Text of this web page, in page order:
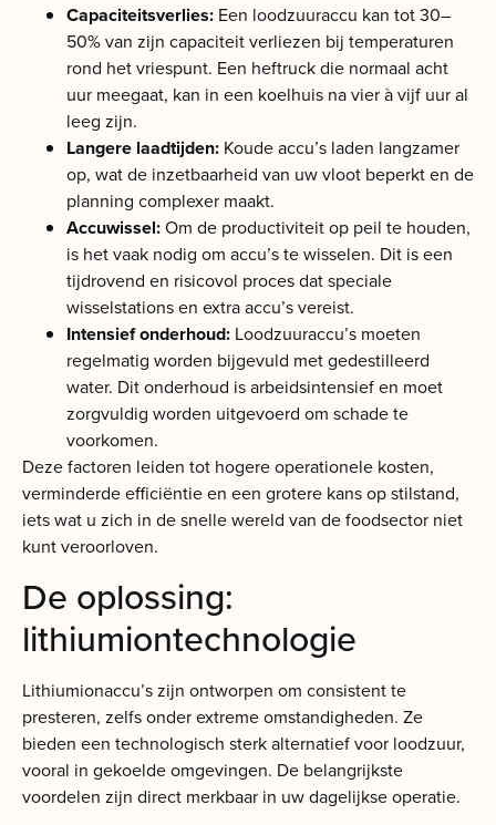
Capaciteitsverlies: Een loodzuuraccu kan tot 30–
50% van zijn capaciteit verliezen bij temperaturen
rond het vriespunt. Een heftruck die normaal acht
uur meegaat, kan in een koelhuis na vier à vijf uur al
leeg zijn.
Langere laadtijden: Koude accu’s laden langzamer
op, wat de inzetbaarheid van uw vloot beperkt en de
planning complexer maakt.
Accuwissel:Om de productiviteit op peil te houden,
is het vaak nodig om accu’s te wisselen. Dit is een
tijdrovend en risicovol proces dat speciale
wisselstations en extra accu’s vereist.
Intensief onderhoud: Loodzuuraccu’s moeten
regelmatig worden bijgevuld met gedestilleerd
water. Dit onderhoud is arbeidsintensief en moet
zorgvuldig worden uitgevoerd om schade te
voorkomen.
Deze factoren leiden tot hogere operationele kosten,
verminderde efficiëntie en een grotere kans op stilstand,
iets wat u zich in de snelle wereld van de foodsector niet
kunt veroorloven.
De oplossing:
lithiumiontechnologie
Lithiumionaccu’s zijn ontworpen om consistent te
presteren, zelfs onder extreme omstandigheden. Ze
bieden een technologisch sterk alternatief voor loodzuur,
vooral in gekoelde omgevingen. De belangrijkste
voordelen zijn direct merkbaar in uw dagelijkse operatie.